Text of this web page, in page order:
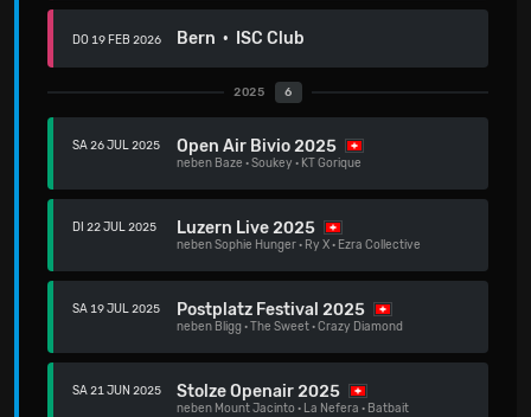
DO 19 FEB 2026 Bern · ISC Club
2025 6
SA 26 JUL 2025 Open Air Bivio 2025
neben Baze ·Soukey · KT Gorique
DI 22 JUL 2025 Luzern Live 2025
nebenSophie Hunger· Ry X· Ezra Collective
SA 19 JUL 2025 Postplatz Festival 2025
neben Bligg·The Sweet·Crazy Diamond
SA 21 JUN 2025 Stolze Openair 2025
neben Mount Jacinto · La Nefera · Batbait